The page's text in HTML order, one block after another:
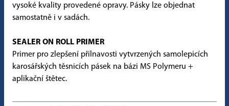
vysoké kvality provedené opravy. Pásky lze objednat
samostatně i v sadách.
SEALER ON ROLL PRIMER
Primer pro zlepšení přilnavosti vytvrzených samolepicích
karosářských těsnicích pásek na bázi MS Polymeru +
aplikační štětec.